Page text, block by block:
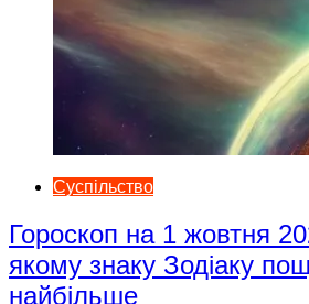
Суспільство
Гороскоп на 1 жовтня
якому знаку Зодіаку
найбільше